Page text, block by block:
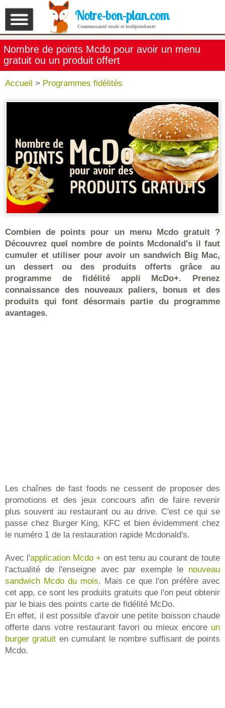
Notre-bon-plan.com
Communauté rusée et indépendante
Nombre de points Mcdo pour avoir un menu
gratuit ou un produit offert
Accueil > Programmes fidélités
Combien de points pour un menu Mcdo gratuit ?
Découvrez quel nombre de points Mcdonald's il faut
cumuler et utiliser pour avoir un sandwich Big Mac,
un dessert ou des produits offerts grâce au
programme de fidélité appli McDo+. Prenez
connaissance des nouveaux paliers, bonus et des
produits qui font désormais partie du programme
avantages.
Les chaînes de fast foods ne cessent de proposer des
promotions et des jeux concours afin de faire revenir
plus souvent au restaurant ou au drive. C'est ce qui se
passe chez Burger King, KFC et bien évidemment chez
le numéro 1 de la restauration rapide Mcdonald's.
Avec l'application Mcdo + on est tenu au courant de toute
l'actualité de l'enseigne avec par exemple le nouveau
sandwich Mcdo du mois. Mais ce que l'on préfère avec
cet app, ce sont les produits gratuits que l'on peut obtenir
par le biais des points carte de fidélité McDo.
En effet, il est possible d'avoir une petite boisson chaude
offerte dans votre restaurant favori ou mieux encore un
burger gratuit en cumulant le nombre suffisant de points
Mcdo.